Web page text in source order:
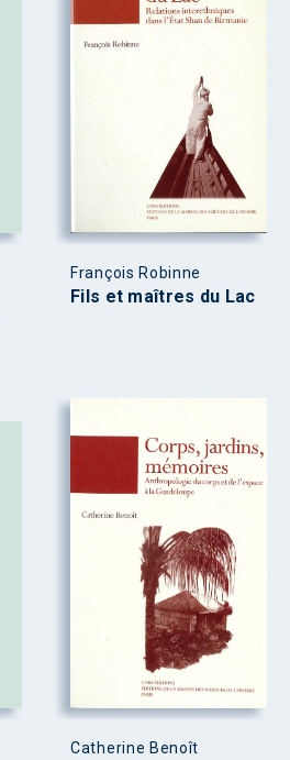
François Robinne
Fils et maîtres du Lac
Catherine Benoît